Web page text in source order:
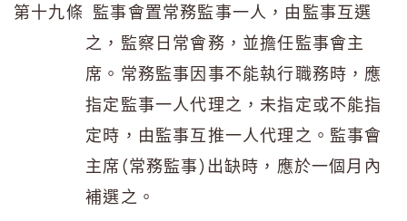
第十九條 監事會置常務監事一人，由監事互選
之，監察日常會務，並擔任監事會主
席。常務監事因事不能執行職務時，應
指定監事一人代理之，未指定或不能指
定時，由監事互推一人代理之。監事會
主席(常務監事)出缺時，應於一個月內
補選之。